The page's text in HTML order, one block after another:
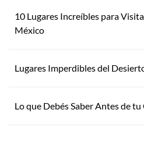
10 Lugares Increíbles para
México
Lugares Imperdibles del
Lo que Debés Saber Antes de